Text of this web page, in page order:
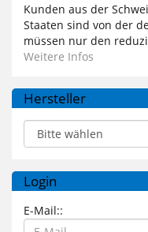
Kunden aus der
Staaten sind von der
müssen nur den
Weitere Infos
Hersteller
Login
E-Mail::